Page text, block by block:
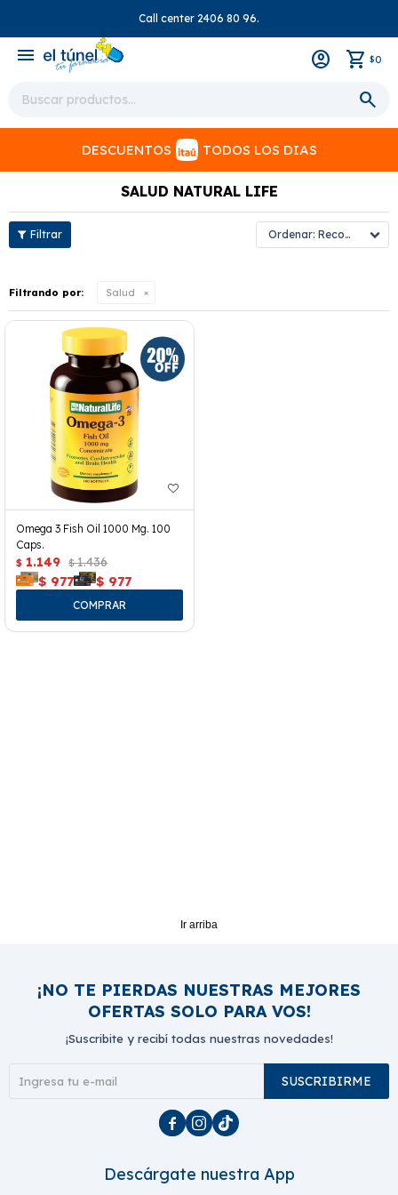
Call center 2406 80 96.
menu $0
DESCUENTOS TODOS LOS DIAS
SALUD NATURAL LIFE
Recomendados
Filtrando por: Salud
Omega 3 Fish Oil 1000 Mg. 100
Caps.
$ 1.149 $ 1.436
$ 977 $ 977
Ir arriba
¡NO TE PIERDAS NUESTRAS MEJORES
OFERTAS SOLO PARA VOS!
¡Suscribite y recibí todas nuestras novedades!
SUSCRIBIRME
  
Descárgate nuestra App
close